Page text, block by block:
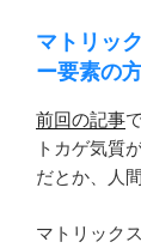
マトリッ
ー要素の
前回の記事
トカゲ気質
だとか、人
マトリック